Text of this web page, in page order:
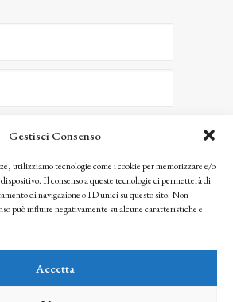
Gestisci Consenso
utilizziamo tecnologie come i cookie per memorizzare e/o
Il consenso a queste tecnologie ci permetterà di
di navigazione o ID unici su questo sito. Non
può influire negativamente su alcune caratteristiche e
Accetta
ISCRIVITI
che le tue informazioni saranno trattate
reserved
dei diritti e dell’Istituto Matteucci